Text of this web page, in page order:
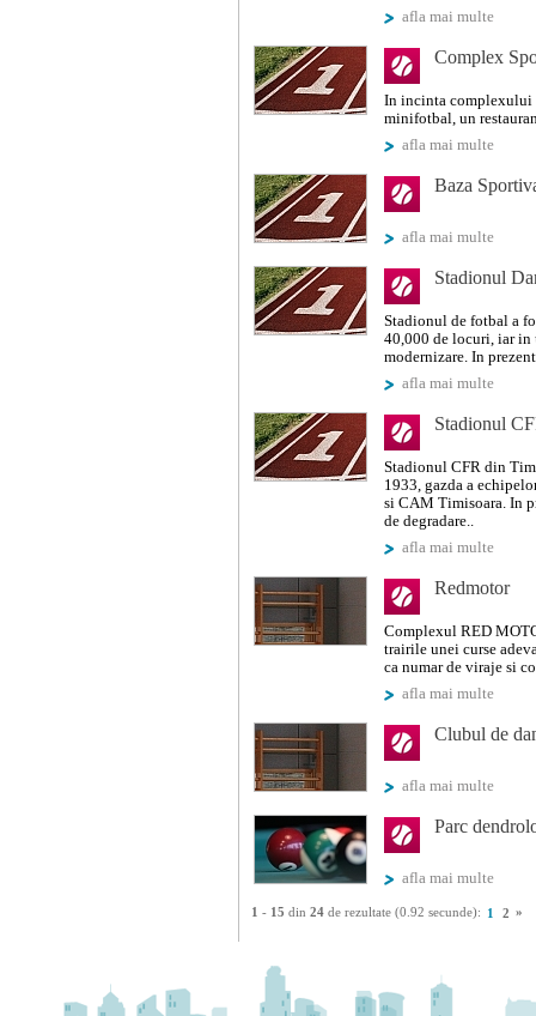
afla mai multe
Complex
In incinta complexului
minifotbal, un
afla mai multe
Baza
afla mai multe
Stadionul
Stadionul de fotbal a
40,000 de locuri, iar in
modernizare. In
afla mai multe
Stadionul
Stadionul CFR din
1933, gazda a
si CAM Timisoara. In
de degradare..
afla mai multe
Redmotor
Complexul RED
trairile unei curse
ca numar de viraje si
afla mai multe
Clubul de
afla mai multe
Parc
afla mai multe
1 - 15 din 24 de rezultate (0.92 secunde): 1 2 »